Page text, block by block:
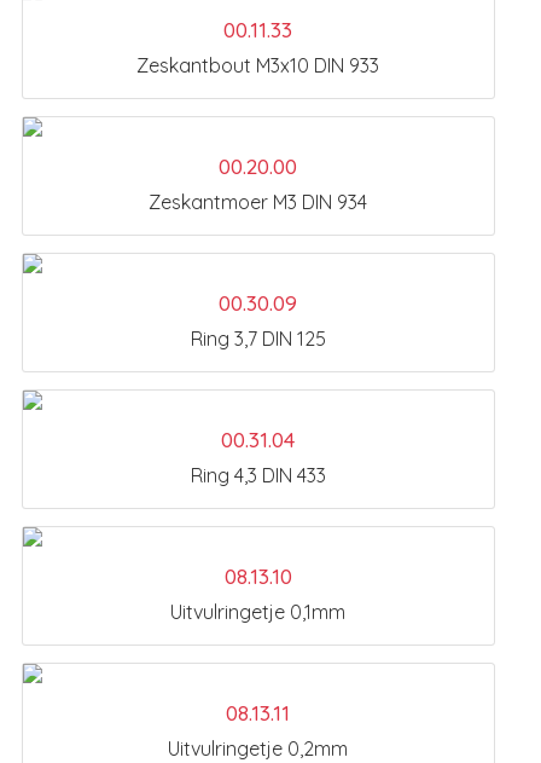
00.11.33
Zeskantbout M3x10 DIN 933
00.20.00
Zeskantmoer M3 DIN 934
00.30.09
Ring 3,7 DIN 125
00.31.04
Ring 4,3 DIN 433
08.13.10
Uitvulringetje 0,1mm
08.13.11
Uitvulringetje 0,2mm